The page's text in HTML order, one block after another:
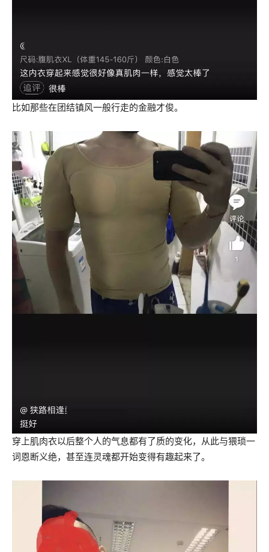
比如那些在团结镇风一般行走的金融才俊。
穿上肌肉衣以后整个人的气息都有了质的变化，从此与猥琐一
词恩断义绝，甚至连灵魂都开始变得有趣起来了。